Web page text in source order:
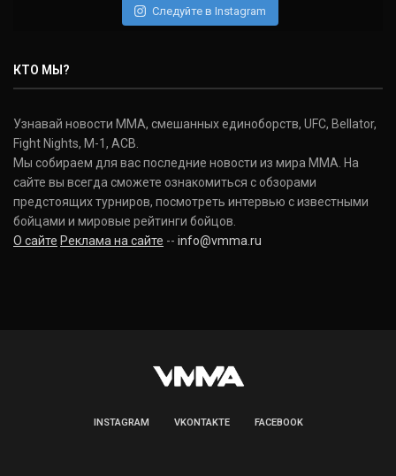
Следуйте в Instagram
КТО МЫ?
Узнавай новости ММА, смешанных единоборств, UFC, Bellator,
Fight Nights, M-1, ACB.
Мы собираем для вас последние новости из мира ММА. На
сайте вы всегда сможете ознакомиться с обзорами
предстоящих турниров, посмотреть интервью с известными
бойцами и мировые рейтинги бойцов.
О сайте Реклама на сайте -- info@vmma.ru
INSTAGRAM VKONTAKTE FACEBOOK